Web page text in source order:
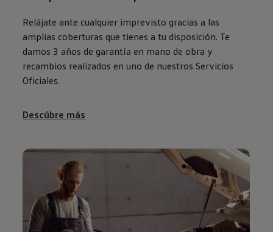
Relájate ante cualquier imprevisto gracias a las
amplias coberturas que tienes a tu disposición. Te
damos 3 años de garantía en mano de obra y
recambios realizados en uno de nuestros Servicios
Oficiales.
Descúbre más